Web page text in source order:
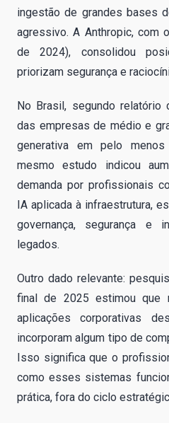
ingestão de grandes bases
agressivo. A Anthropic, com
de 2024), consolidou
priorizam segurança e
No Brasil, segundo relatório
das empresas de médio e
generativa em pelo
mesmo estudo indicou
demanda por profissionais
IA aplicada à infraestrutura,
governança, segurança e
legados.
Outro dado relevante:
final de 2025 estimou que
aplicações corporativas
incorporam algum tipo de
Isso significa que o
como esses sistemas
prática, fora do ciclo